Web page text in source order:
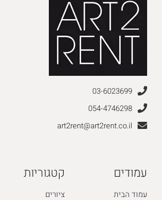
03-6023699
054-4746298
art2rent@art2rent.co.il
עמודים
עמוד הבית
קטגוריות
ציורים